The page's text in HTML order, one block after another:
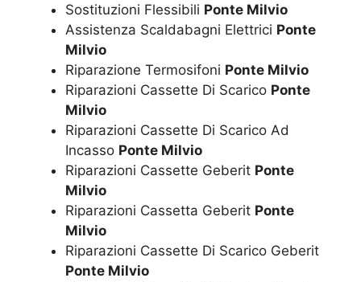
Sostituzioni Flessibili Ponte Milvio
Assistenza Scaldabagni Elettrici Ponte
Milvio
Riparazione Termosifoni Ponte Milvio
Riparazioni Cassette Di Scarico Ponte
Milvio
Riparazioni Cassette Di Scarico Ad
Incasso Ponte Milvio
Riparazioni Cassette Geberit Ponte
Milvio
Riparazioni Cassetta Geberit Ponte
Milvio
Riparazioni Cassette Di Scarico Geberit
Ponte Milvio